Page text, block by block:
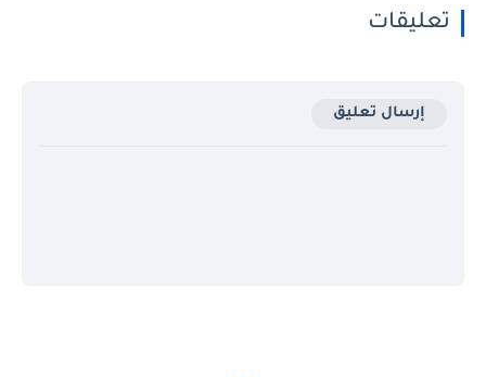
تعليقات
إرسال تعليق